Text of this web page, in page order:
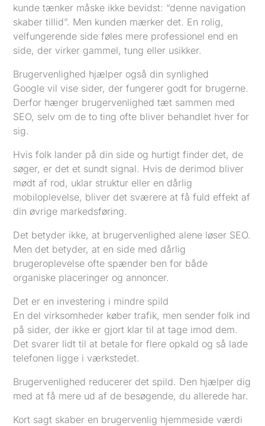
kunde tænker måske ikke bevidst: “denne navigation
skaber tillid”. Men kunden mærker det. En rolig,
velfungerende side føles mere professionel end en
side, der virker gammel, tung eller usikker.
Brugervenlighed hjælper også din synlighed
Google vil vise sider, der fungerer godt for brugerne.
Derfor hænger brugervenlighed tæt sammen med
SEO, selv om de to ting ofte bliver behandlet hver for
sig.
Hvis folk lander på din side og hurtigt finder det, de
søger, er det et sundt signal. Hvis de derimod bliver
mødt af rod, uklar struktur eller en dårlig
mobiloplevelse, bliver det sværere at få fuld effekt af
din øvrige markedsføring.
Det betyder ikke, at brugervenlighed alene løser SEO.
Men det betyder, at en side med dårlig
brugeroplevelse ofte spænder ben for både
organiske placeringer og annoncer.
Det er en investering i mindre spild
En del virksomheder køber trafik, men sender folk ind
på sider, der ikke er gjort klar til at tage imod dem.
Det svarer lidt til at betale for flere opkald og så lade
telefonen ligge i værkstedet.
Brugervenlighed reducerer det spild. Den hjælper dig
med at få mere ud af de besøgende, du allerede har.
Kort sagt skaber en brugervenlig hjemmeside værdi